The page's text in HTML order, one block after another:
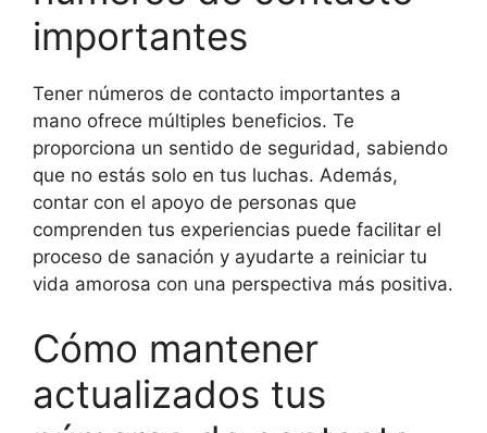
importantes
Tener números de contacto importantes a
mano ofrece múltiples beneficios. Te
proporciona un sentido de seguridad, sabiendo
que no estás solo en tus luchas. Además,
contar con el apoyo de personas que
comprenden tus experiencias puede facilitar el
proceso de sanación y ayudarte a reiniciar tu
vida amorosa con una perspectiva más positiva.
Cómo mantener
actualizados tus